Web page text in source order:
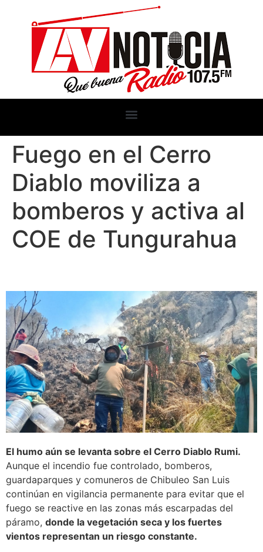
Fuego en el Cerro
Diablo moviliza a
bomberos y activa al
COE de Tungurahua
El humo aún se levanta sobre el Cerro Diablo Rumi.
Aunque el incendio fue controlado, bomberos,
guardaparques y comuneros de Chibuleo San Luis
continúan en vigilancia permanente para evitar que el
fuego se reactive en las zonas más escarpadas del
páramo, donde la vegetación seca y los fuertes
vientos representan un riesgo constante.